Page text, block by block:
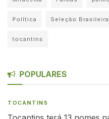
Política Seleção Brasileira
tocantins
POPULARES
TOCANTINS